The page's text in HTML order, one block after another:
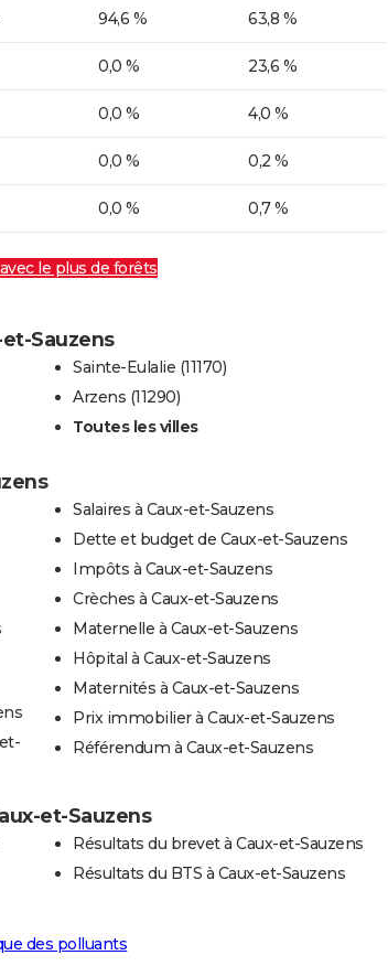
94,6 % 63,8 %
0,0 % 23,6 %
0,0 % 4,0 %
0,0 % 0,2 %
0,0 % 0,7 %
le plus de forêts
Sauzens
Sainte-Eulalie (11170)
Arzens (11290)
Toutes les villes
Salaires à Caux-et-Sauzens
Dette et budget de Caux-et-Sauzens
Impôts à Caux-et-Sauzens
Crèches à Caux-et-Sauzens
Maternelle à Caux-et-Sauzens
Hôpital à Caux-et-Sauzens
Maternités à Caux-et-Sauzens
Prix immobilier à Caux-et-Sauzens
Référendum à Caux-et-Sauzens
et-Sauzens
Résultats du brevet à Caux-et-Sauzens
Résultats du BTS à Caux-et-Sauzens
des polluants